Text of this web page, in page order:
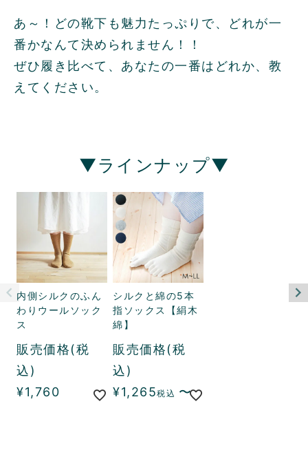
あ～！どの靴下も魅力たっぷりで、どれが一
番かなんて決められません！！
ぜひ履き比べて、あなたの一番はどれか、教
えてください。
▼ラインナップ▼
内側シルクのふん
わりウールソック
ス
販売価格(税
込)
¥1,760
シルクと綿の5本
指ソックス【絹木
綿】
販売価格(税
込)
¥1,265税込 〜